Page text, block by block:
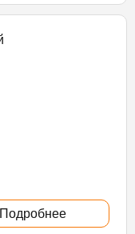
Подробнее